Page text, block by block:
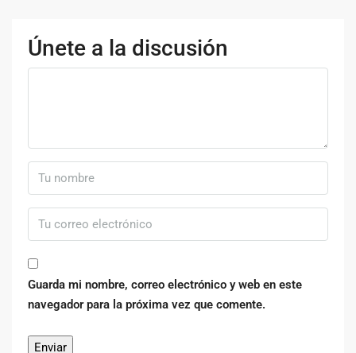
Únete a la discusión
Guarda mi nombre, correo electrónico y web en este
navegador para la próxima vez que comente.